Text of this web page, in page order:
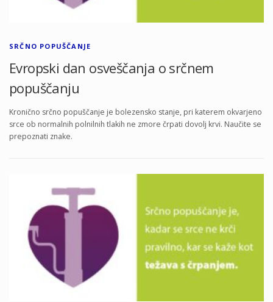
SRČNO POPUŠČANJE
Evropski dan osveščanja o srčnem
popuščanju
Kronično srčno popuščanje je bolezensko stanje, pri katerem okvarjeno
srce ob normalnih polnilnih tlakih ne zmore črpati dovolj krvi. Naučite se
prepoznati znake.